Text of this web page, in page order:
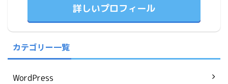
詳しいプロフィール
カテゴリー一覧
WordPress